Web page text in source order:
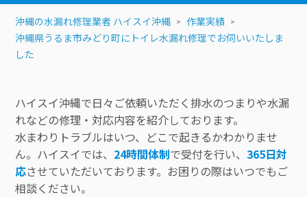
沖縄の水漏れ修理業者 ハイスイ沖縄
作業実績
沖縄県うるま市みどり町にトイレ水漏れ修理でお伺いいたしま
した
ハイスイ沖縄で日々ご依頼いただく排水のつまりや水漏
れなどの修理・対応内容を紹介しております。
水まわりトラブルはいつ、どこで起きるかわかりませ
ん。ハイスイでは、 24時間体制で受付を行い、365日対
応させていただいております。お困りの際はいつでもご
相談ください。